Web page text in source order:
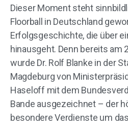
Dieser Moment steht
Floorball in Deutschland
Erfolgsgeschichte, die über
hinausgeht. Denn bereits am
wurde Dr. Rolf Blanke in der
Magdeburg von
Haseloff mit dem
Bande ausgezeichnet – der
besondere Verdienste um